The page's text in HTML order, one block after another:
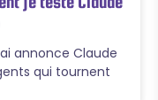
annonce Claude
qui tournent